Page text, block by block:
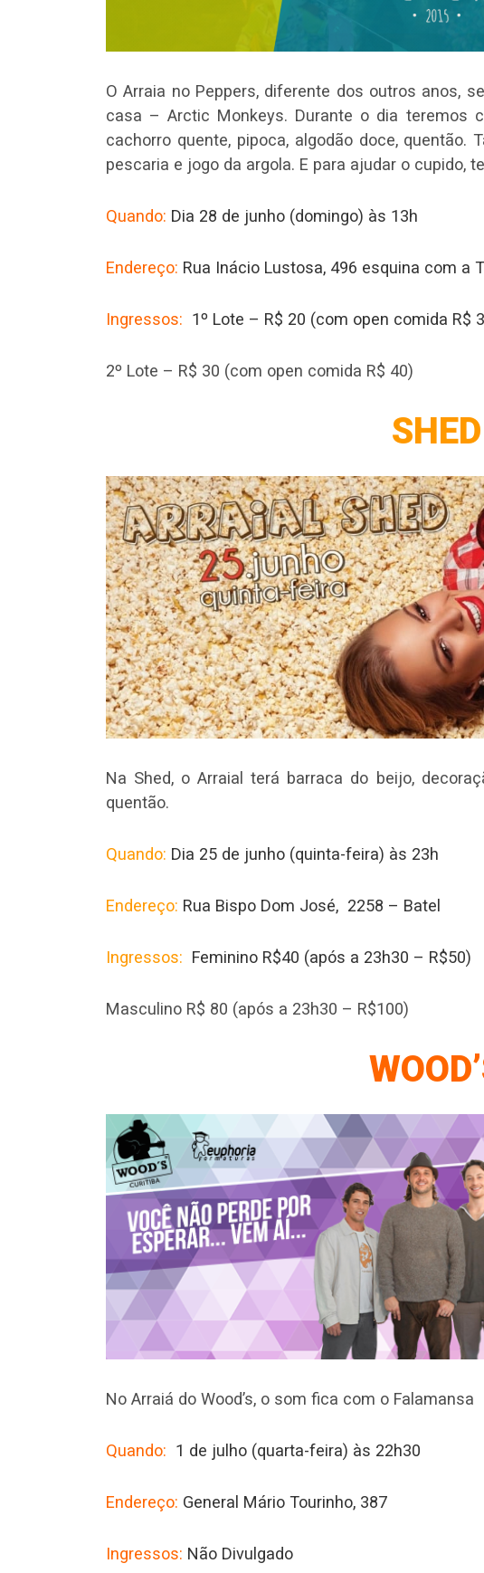
O Arraia no Peppers, diferente dos outros anos,
casa – Arctic Monkeys. Durante o dia teremos
cachorro quente, pipoca, algodão doce,
pescaria e jogo da argola. E para ajudar o cupido,
Quando: Dia 28 de junho (domingo) às 13h
Endereço: Rua Inácio Lustosa, 496 esquina com a
Ingressos: 1º Lote – R$ 20 (com open comida R$
2º Lote – R$ 30 (com open comida R$ 40)
SHED
Na Shed, o Arraial terá barraca do beijo,
quentão.
Quando: Dia 25 de junho (quinta-feira) às 23h
Endereço: Rua Bispo Dom José, 2258 – Batel
Ingressos: Feminino R$40 (após a 23h30 – R$50)
Masculino R$ 80 (após a 23h30 – R$100)
No Arraiá do Wood’s, o som fica com o Falamansa
Quando: 1 de julho (quarta-feira) às 22h30
Endereço: General Mário Tourinho, 387
Ingressos: Não Divulgado